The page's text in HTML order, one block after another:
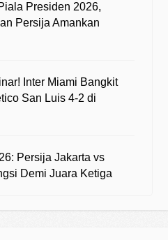
Presiden 2026,
Persija Amankan
Inter Miami Bangkit
San Luis 4-2 di
Persija Jakarta vs
Demi Juara Ketiga